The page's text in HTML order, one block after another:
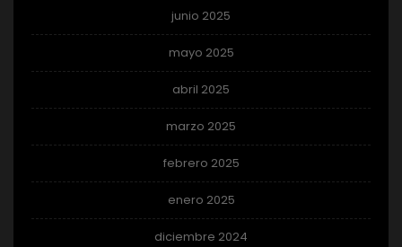
junio 2025
mayo 2025
abril 2025
marzo 2025
febrero 2025
enero 2025
diciembre 2024